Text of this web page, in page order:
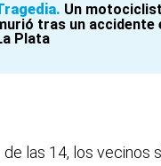
Un
tras un accidente
Plata
las 14, los vecinos